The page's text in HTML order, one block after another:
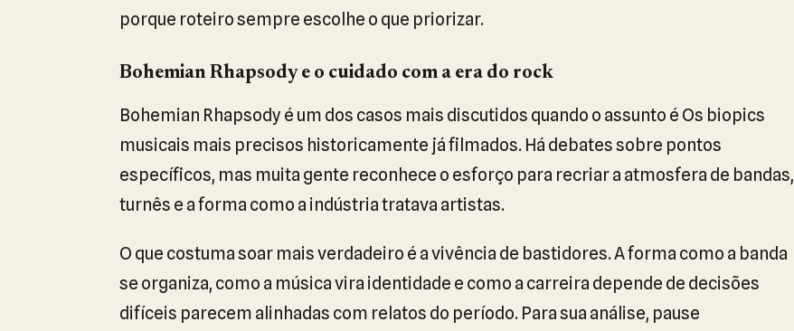
porque roteiro sempre escolhe o que priorizar.
Bohemian Rhapsody e o cuidado com a era do rock
Bohemian Rhapsody é um dos casos mais discutidos quando o assunto é Os biopics
musicais mais precisos historicamente já filmados. Há debates sobre pontos
específicos, mas muita gente reconhece o esforço para recriar a atmosfera de bandas,
turnês e a forma como a indústria tratava artistas.
O que costuma soar mais verdadeiro é a vivência de bastidores. A forma como a banda
se organiza, como a música vira identidade e como a carreira depende de decisões
difíceis parecem alinhadas com relatos do período. Para sua análise, pause